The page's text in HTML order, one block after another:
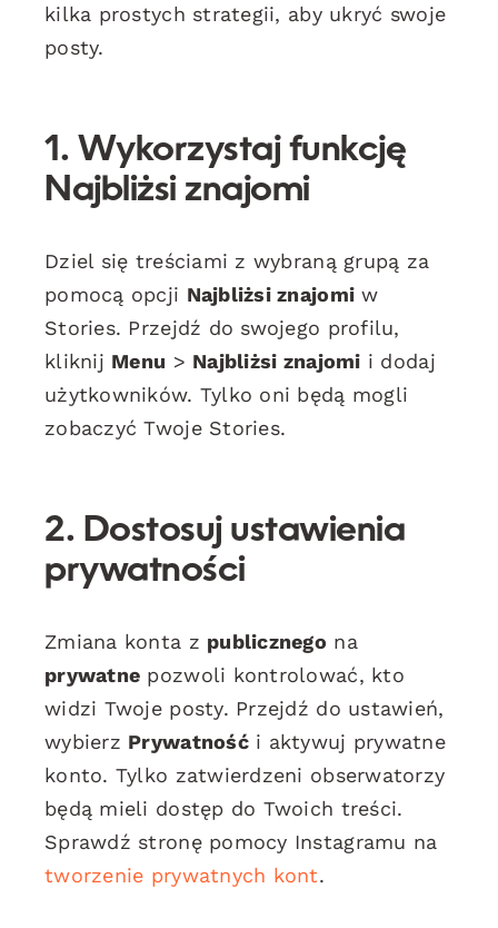
kilka prostych strategii, aby ukryć swoje
posty.
1. Wykorzystaj funkcję
Najbliżsi znajomi
Dziel się treściami z wybraną grupą za
pomocą opcji Najbliżsi znajomi w
Stories. Przejdź do swojego profilu,
kliknij Menu > Najbliżsi znajomi i dodaj
użytkowników. Tylko oni będą mogli
zobaczyć Twoje Stories.
2. Dostosuj ustawienia
prywatności
Zmiana konta z publicznego na
prywatne pozwoli kontrolować, kto
widzi Twoje posty. Przejdź do ustawień,
wybierz Prywatnośći aktywuj prywatne
konto. Tylko zatwierdzeni obserwatorzy
będą mieli dostęp do Twoich treści.
Sprawdź stronę pomocy Instagramu na
tworzenie prywatnych kont.